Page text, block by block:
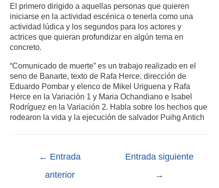
El primero dirigido a aquellas personas que quieren
iniciarse en la actividad escénica o tenerla como una
actividad lúdica y los segundos para los actores y
actrices que quieran profundizar en algún tema en
concreto.
“Comunicado de muerte” es un trabajo realizado en el
seno de Banarte, texto de Rafa Herce, dirección de
Eduardo Pombar y elenco de Mikel Uriguena y Rafa
Herce en la Variación 1 y Maria Ochandiano e Isabel
Rodríguez en la Variación 2. Habla sobre los hechos que
rodearon la vida y la ejecución de salvador Puihg Antich
← Entrada
anterior
Entrada siguiente
→